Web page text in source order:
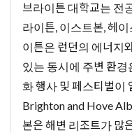
브라이튼 대학교는 전
라이튼, 이스트본, 헤
이튼은 런던의 에너지
있는 동시에 주변 환경
화 행사 및 페스티벌이
Brighton and Hove
본은 해변 리조트가 많